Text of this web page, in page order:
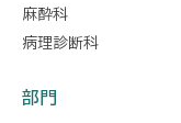
麻酔科
病理診断科
部門